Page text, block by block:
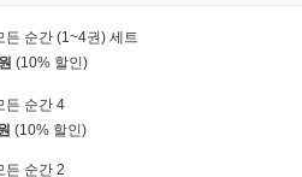
든 순간 (1~4권) 세트
원 (10% 할인)
든 순간 4
(10% 할인)
든 순간 2